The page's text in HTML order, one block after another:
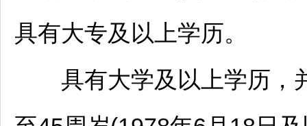
具有大专及以上学历。
具有大学及以上学历，